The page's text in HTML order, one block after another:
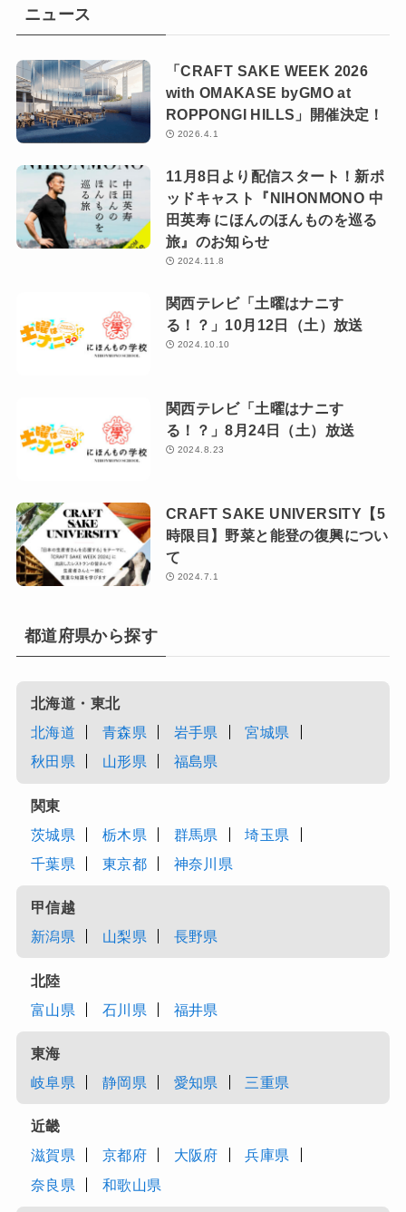
ニュース
「CRAFT SAKE WEEK 2026
with OMAKASE byGMO at
ROPPONGI HILLS」開催決定！
2026.4.1
11月8日より配信スタート！新ポ
ッドキャスト『NIHONMONO 中
田英寿 にほんのほんものを巡る
旅』のお知らせ
2024.11.8
関西テレビ「土曜はナニす
る！？」10月12日（土）放送
2024.10.10
関西テレビ「土曜はナニす
る！？」8月24日（土）放送
2024.8.23
CRAFT SAKE UNIVERSITY【5
時限目】野菜と能登の復興につい
て
2024.7.1
都道府県から探す
北海道・東北
北海道
青森県 岩手県
宮城県
秋田県
山形県 福島県
関東
茨城県
栃木県 群馬県
埼玉県
千葉県
東京都 神奈川県
甲信越
新潟県
山梨県 長野県
北陸
富山県
石川県 福井県
東海
岐阜県
静岡県 愛知県 三重県
近畿
滋賀県
京都府 大阪府
兵庫県
奈良県
和歌山県